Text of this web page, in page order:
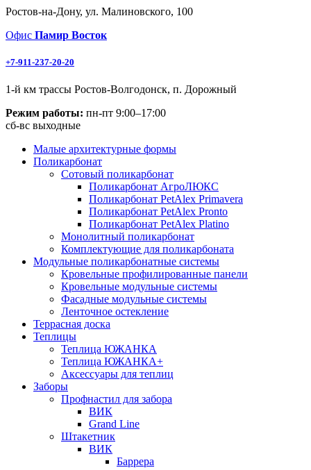
Ростов-на-Дону, ул. Малиновского, 100
Офис Памир Восток
+7-911-237-20-20
1-й км трассы Ростов-Волгодонск, п. Дорожный
Режим работы: пн-пт 9:00–17:00
сб-вс выходные
Малые архитектурные формы
Поликарбонат
Сотовый поликарбонат
Поликарбонат АгроЛЮКС
Поликарбонат PetAlex Primavera
Поликарбонат PetAlex Pronto
Поликарбонат PetAlex Platino
Монолитный поликарбонат
Комплектующие для поликарбоната
Модульные поликарбонатные системы
Кровельные профилированные панели
Кровельные модульные системы
Фасадные модульные системы
Ленточное остекление
Террасная доска
Теплицы
Теплица ЮЖАНКА
Теплица ЮЖАНКА+
Аксессуары для теплиц
Заборы
Профнастил для забора
ВИК
Grand Line
Штакетник
ВИК
Баррера